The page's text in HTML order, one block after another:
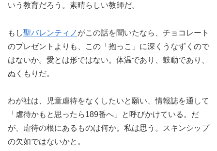
いう教育だろう。素晴らしい教師だ。
もし聖バレンティノ がこの話を聞いたなら、チョコレート
のプレゼントよりも、この「抱っこ」に深くうなずくので
はないか。愛とは形ではない。体温であり、鼓動であり、
ぬくもりだ。
わが社は、児童虐待をなくしたいと願い、情報誌を通して
「虐待かもと思ったら189番へ」と呼びかけている。だ
が、虐待の根にあるものは何か。私は思う。スキンシップ
の欠如ではないかと。